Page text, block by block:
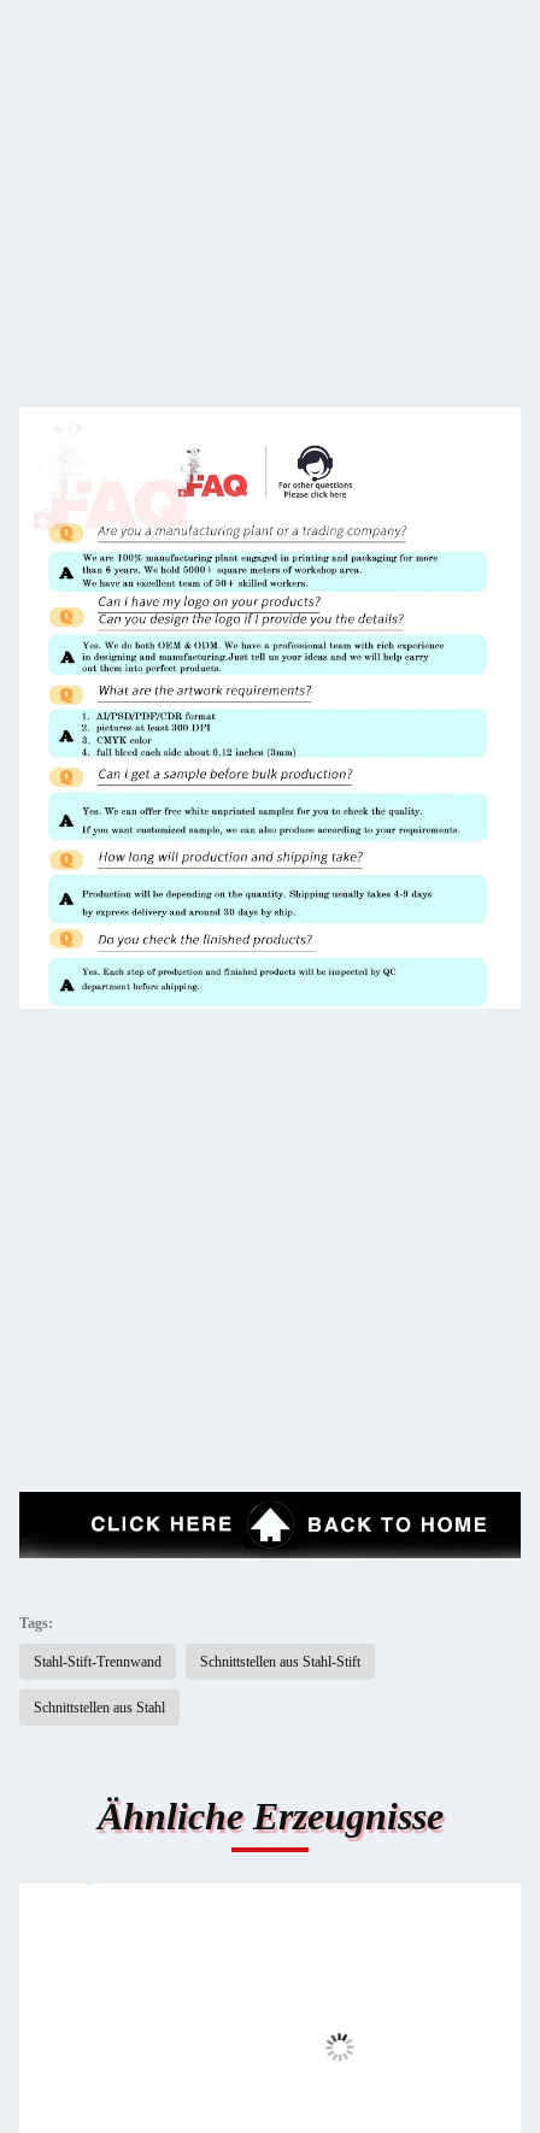
Tags:
Stahl-Stift-Trennwand Schnittstellen aus Stahl-Stift
Schnittstellen aus Stahl
Ähnliche Erzeugnisse